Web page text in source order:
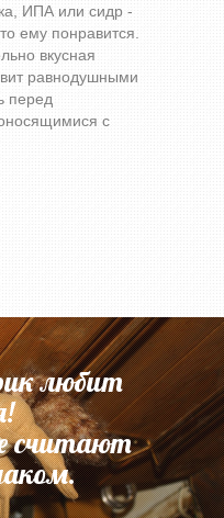
ИПА или сидр -
ему понравится.
вкусная
равнодушными
перед
с
любит
считают